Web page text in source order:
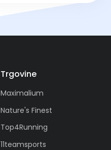
Trgovine
Maximalium
Nature's Finest
Top4Running
11teamsports